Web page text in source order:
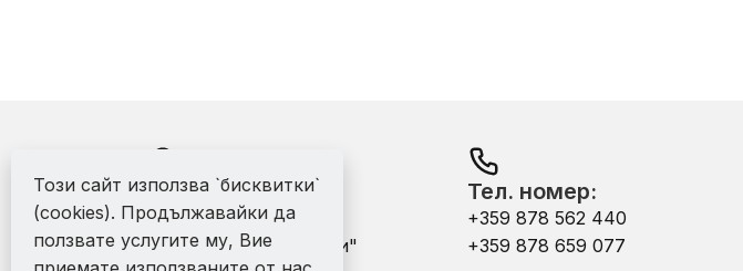
Адрес:
офис - гр. Варна ул.
"Никола Михайловски"
Тел. номер:
+359 878 562 440
+359 878 659 077
Този сайт използва `бисквитки`
(cookies). Продължавайки да
ползвате услугите му, Вие